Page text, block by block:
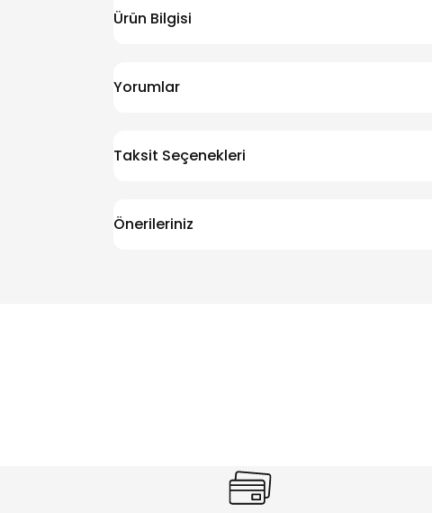
Ürün Bilgisi
Yorumlar
Taksit Seçenekleri
Önerileriniz